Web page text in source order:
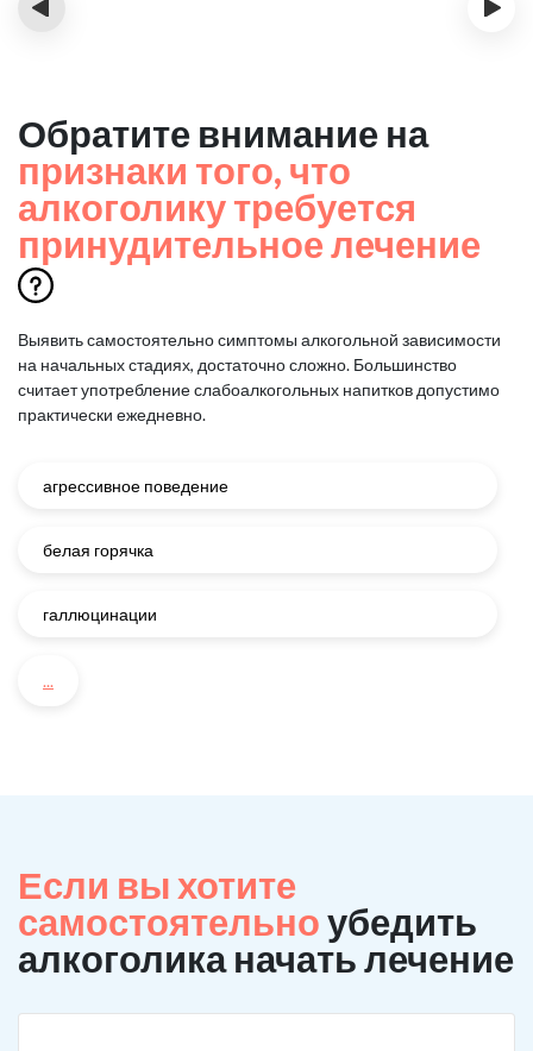
‹ ›
Обратите внимание на
признаки того, что
алкоголику требуется
принудительное лечение
Выявить самостоятельно симптомы алкогольной зависимости
на начальных стадиях, достаточно сложно. Большинство
считает употребление слабоалкогольных напитков допустимо
практически ежедневно.
агрессивное поведение
белая горячка
галлюцинации
...
Если вы хотите
самостоятельноубедить
алкоголика начать лечение